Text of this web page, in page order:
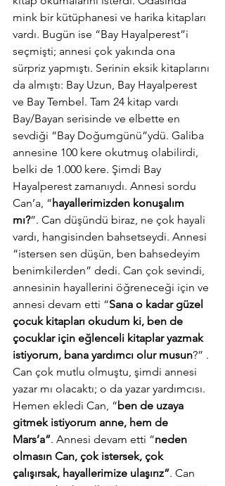
mink bir kütüphanesi ve harika kitapları
vardı. Bugün ise “Bay Hayalperest”i
seçmişti; annesi çok yakında ona
sürpriz yapmıştı. Serinin eksik kitaplarını
da almıştı: Bay Uzun, Bay Hayalperest
ve Bay Tembel. Tam 24 kitap vardı
Bay/Bayan serisinde ve elbette en
sevdiği “Bay Doğumgünü”ydü. Galiba
annesine 100 kere okutmuş olabilirdi,
belki de 1.000 kere. Şimdi Bay
Hayalperest zamanıydı. Annesi sordu
Can’a, “hayallerimizden konuşalım
mı?”. Can düşündü biraz, ne çok hayali
vardı, hangisinden bahsetseydi. Annesi
“istersen sen düşün, ben bahsedeyim
benimkilerden” dedi. Can çok sevindi,
annesinin hayallerini öğreneceği için ve
annesi devam etti “Sana o kadar güzel
çocuk kitapları okudum ki, ben de
çocuklar için eğlenceli kitaplar yazmak
istiyorum, bana yardımcı olur musun?” .
Can çok mutlu olmuştu, şimdi annesi
yazar mı olacaktı; o da yazar yardımcısı.
Hemen ekledi Can, “ben de uzaya
gitmek istiyorum anne, hem de
Mars’a”. Annesi devam etti “neden
olmasın Can, çok istersek, çok
çalışırsak, hayallerimize ulaşırız”. Can